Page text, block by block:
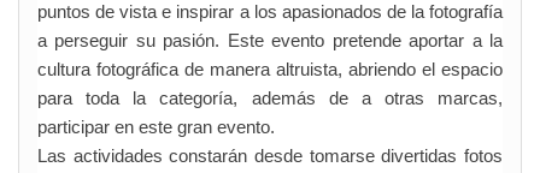
puntos de vista e inspirar a los apasionados de la fotografía
a perseguir su pasión. Este evento pretende aportar a la
cultura fotográfica de manera altruista, abriendo el espacio
para toda la categoría, además de a otras marcas,
participar en este gran evento.
Las actividades constarán desde tomarse divertidas fotos